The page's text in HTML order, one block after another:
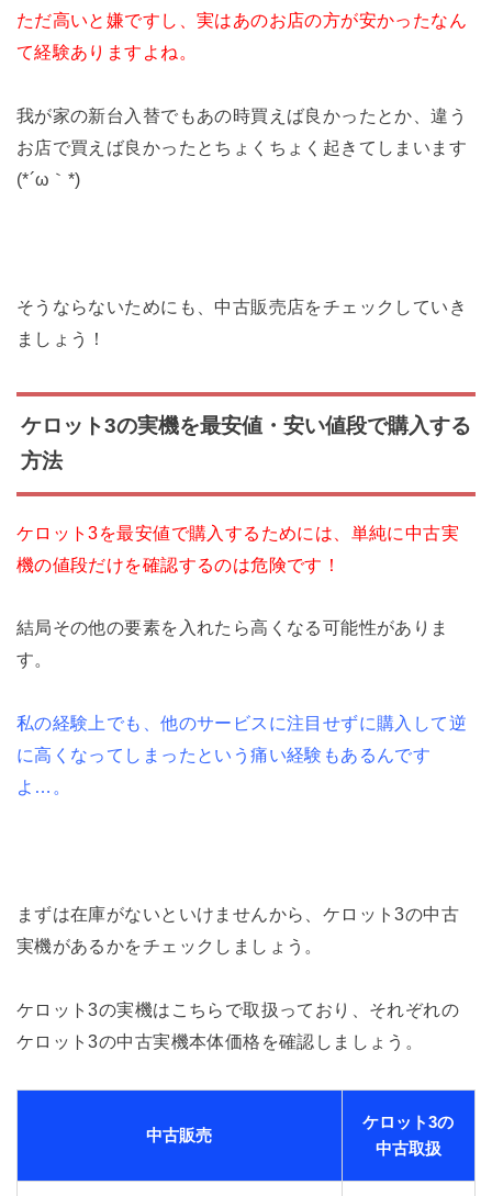
ただ高いと嫌ですし、実はあのお店の方が安かったなん
て経験ありますよね。
我が家の新台入替でもあの時買えば良かったとか、違う
お店で買えば良かったとちょくちょく起きてしまいます
(*´ω｀*)
そうならないためにも、中古販売店をチェックしていき
ましょう！
ケロット3の実機を最安値・安い値段で購入する
方法
ケロット3を最安値で購入するためには、単純に中古実
機の値段だけを確認するのは危険です！
結局その他の要素を入れたら高くなる可能性がありま
す。
私の経験上でも、他のサービスに注目せずに購入して逆
に高くなってしまったという痛い経験もあるんです
よ…。
まずは在庫がないといけませんから、ケロット3の中古
実機があるかをチェックしましょう。
ケロット3の実機はこちらで取扱っており、それぞれの
ケロット3の中古実機本体価格を確認しましょう。
中古販売
ケロット3の
中古取扱